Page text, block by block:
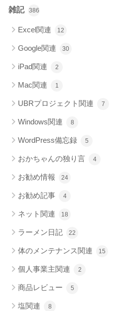
雑記 386
Excel関連 12
Google関連 30
iPad関連 2
Mac関連 1
UBRプロジェクト関連 7
Windows関連 8
WordPress備忘録 5
おかちゃんの独り言 4
お勧め情報 24
お勧め記事 4
ネット関連 18
ラーメン日記 22
体のメンテナンス関連 15
個人事業主関連 2
商品レビュー 5
塩関連 8